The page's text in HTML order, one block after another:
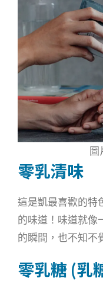
圖
零乳清味
這是凱最喜歡的特
的味道！味道就像
的瞬間，也不知不
零乳糖 (乳